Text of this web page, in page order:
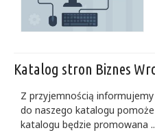
Katalog stron Biznes
Z przyjemnością
do naszego katalogu
katalogu będzie promowana